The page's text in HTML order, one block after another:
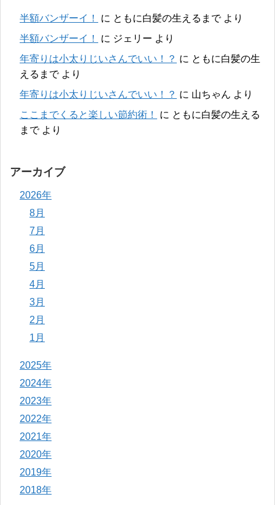
半額バンザーイ！ に ともに白髪の生えるまでより
半額バンザーイ！
に ジェリー より
年寄りは小太りじいさんでいい！？ に ともに白髪の生
えるまでより
年寄りは小太りじいさんでいい！？ に 山ちゃん より
ここまでくると楽しい節約術！
に ともに白髪の生える
までより
アーカイブ
2026年
8月
7月
6月
5月
4月
3月
2月
1月
2025年
2024年
2023年
2022年
2021年
2020年
2019年
2018年